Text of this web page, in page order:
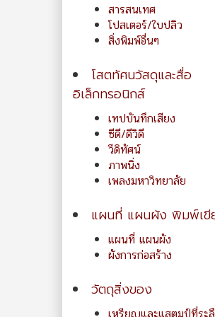
สารสนเทศ
โปสเตอร์/ใบปลิว
สิ่งพิมพ์อื่นๆ
โสตทัศนวัสดุและสื่อ
อิเล็กทรอนิกส์
เทปบันทึกเสียง
ซีดี/ดีวิดี
วีดิทัศน์
ภาพนิ่ง
เพลงมหาวิทยาลัย
แผนที่ แผนผัง พิมพ์เขี
แผนที่ แผนผัง
ผังการก่อสร้าง
วัตถุสิ่งของ